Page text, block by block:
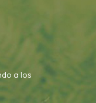
a los